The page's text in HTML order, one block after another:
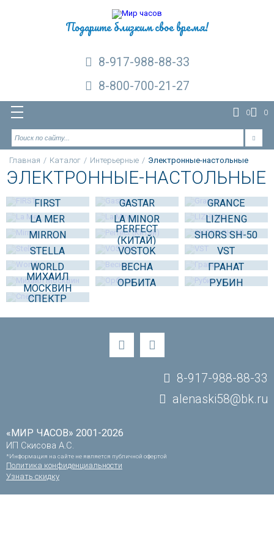
Подарите близким свое время!
8-917-988-88-33
8-800-700-21-27
0 0
Главная / Каталог / Интерьерные / Электронные-настольные
ЭЛЕКТРОННЫЕ-НАСТОЛЬНЫЕ
FIRST GASTAR
GRANCE
LA MER
LA MINOR
LIZHENG
MIRRON
PERFECT
(КИТАЙ)
SHORS SH-50
STELLA
VOSTOK
VST
WORLD
ВЕСНА
ГРАНАТ
МИХАИЛ
МОСКВИН
ОРБИТА
РУБИН
СПЕКТР
«МИР ЧАСОВ» 2001-2026
ИП Скисова А.С.
*Информация на сайте не является публичной офертой
Политика конфиденциальности
Узнать скидку
8-917-988-88-33
alenaski58@bk.ru